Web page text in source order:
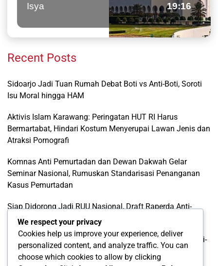
Isya 19:16
Recent Posts
Sidoarjo Jadi Tuan Rumah Debat Boti vs Anti-Boti, Soroti
Isu Moral hingga HAM
Aktivis Islam Karawang: Peringatan HUT RI Harus
Bermartabat, Hindari Kostum Menyerupai Lawan Jenis dan
Atraksi Pornografi
Komnas Anti Pemurtadan dan Dewan Dakwah Gelar
Seminar Nasional, Rumuskan Standarisasi Penanganan
Kasus Pemurtadan
Siap Didorong Jadi RUU Nasional, Draft Raperda Anti-
LGBTQ+ Karawang Diterima Ust. Roinul Balad
Wujud Kontribusi Karawang: Cetuskan Draft Raperda Anti-
L68TQ+ Hingga Tingkat Pusat
We respect your privacy
Cookies help us improve your experience, deliver
personalized content, and analyze traffic. You can
choose which cookies to allow by clicking